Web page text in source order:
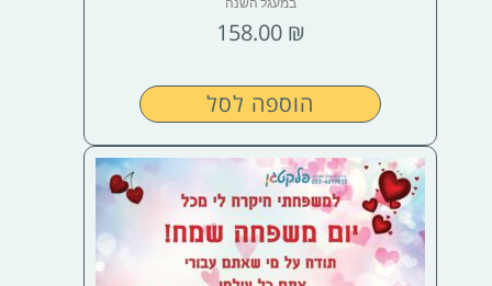
158.00 ₪
הוספה לסל